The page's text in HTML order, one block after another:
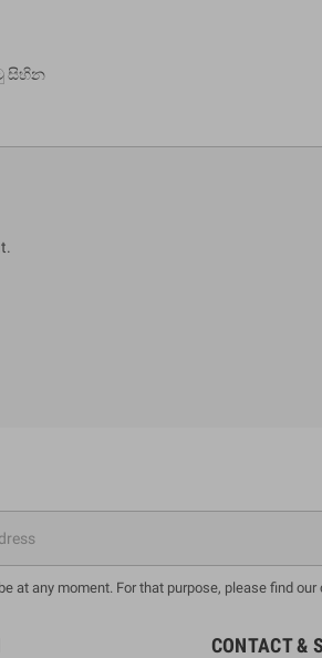
සිහින
at any moment. For that purpose, please find
CONTACT &